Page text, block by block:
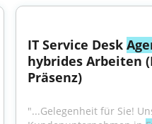
IT Service Desk
hybrides Arbeiten
Präsenz)
"...Gelegenheit für Sie!